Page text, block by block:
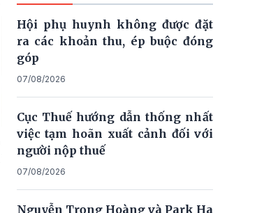
Hội phụ huynh không được đặt
ra các khoản thu, ép buộc đóng
góp
07/08/2026
Cục Thuế hướng dẫn thống nhất
việc tạm hoãn xuất cảnh đối với
người nộp thuế
07/08/2026
Nguyễn Trọng Hoàng và Park Ha